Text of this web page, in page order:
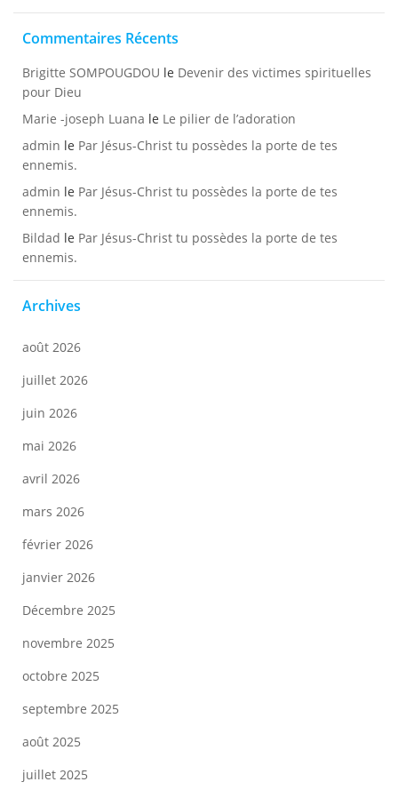
Commentaires Récents
Brigitte SOMPOUGDOU le Devenir des victimes spirituelles
pour Dieu
Marie -joseph Luana le Le pilier de l’adoration
admin le Par Jésus-Christ tu possèdes la porte de tes
ennemis.
admin le Par Jésus-Christ tu possèdes la porte de tes
ennemis.
Bildad le Par Jésus-Christ tu possèdes la porte de tes
ennemis.
Archives
août 2026
juillet 2026
juin 2026
mai 2026
avril 2026
mars 2026
février 2026
janvier 2026
Décembre 2025
novembre 2025
octobre 2025
septembre 2025
août 2025
juillet 2025